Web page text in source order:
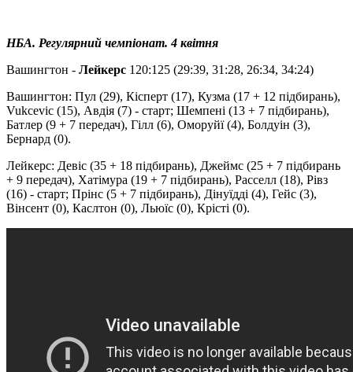
НБА. Регулярний чемпіонат. 4 квітня
Вашингтон - Лейкерс 120:125 (29:39, 31:28, 26:34, 34:24)
Вашингтон: Пул (29), Кісперт (17), Кузма (17 + 12 підбирань),
Vukcevic (15), Авдія (7) - старт; Шемпені (13 + 7 підбирань),
Батлер (9 + 7 передач), Гілл (6), Оморуйї (4), Болдуін (3),
Бернард (0).
Лейкерс: Девіс (35 + 18 підбирань), Джеймс (25 + 7 підбирань
+ 9 передач), Хатімура (19 + 7 підбирань), Расселл (18), Рівз
(16) - старт; Прінс (5 + 7 підбирань), Дінуїдді (4), Гейс (3),
Вінсент (0), Каслтон (0), Льюїс (0), Крісті (0).